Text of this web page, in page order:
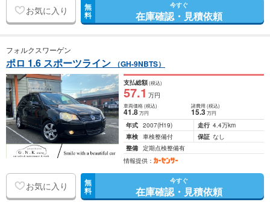
お気に入り 無
料
今すぐ
在庫確認・見積依頼
フォルクスワーゲン
ポロ 1.6 スポーツライン （GH-9NBTS）
支払総額(税込)
57.1 万円
車両価格(税込)
41.8万円
諸費用 (税込)
15.3 万円
年式 2007(H19) 走行 4.4万km
車検 車検整備付 保証 なし
整備 定期点検整備有
情報提供：
お気に入り 無
料
今すぐ
在庫確認・見積依頼